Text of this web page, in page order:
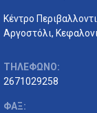
Κέντρο
Αργοστόλι,
ΤΗΛΕΦΩΝΟ:
2671029258
ΦΑΞ: